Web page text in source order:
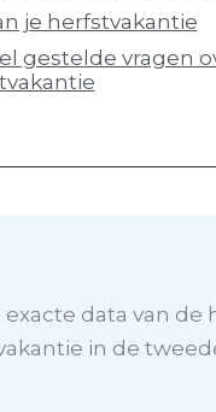
je herfstvakantie
gestelde vragen
data van de
in de